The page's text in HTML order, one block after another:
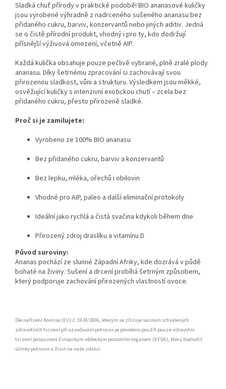
Sladká chuť přírody v praktické podobě! BIO ananasové kuličky
jsou vyrobené výhradně z nadrceného sušeného ananasu bez
přidaného cukru, barviv, konzervantů nebo jiných aditiv. Jedná
se o čistě přírodní produkt, vhodný i pro ty, kdo dodržují
přísnější výživová omezení, včetně AIP.
Každá kulička obsahuje pouze pečlivě vybrané, plně zralé plody
ananasu. Díky šetrnému zpracování si zachovávají svou
přirozenou sladkost, vůni a strukturu. Výsledkem jsou měkké,
osvěžující kuličky s intenzivní exotickou chutí – zcela bez
přidaného cukru, přesto přirozeně sladké.
Proč si je zamilujete:
Vyrobeno ze 100% BIO ananasu
Bez přidaného cukru, barviv a konzervantů
Bez lepku, mléka, ořechů i obilovin
Vhodné pro AIP, paleo a další eliminační protokoly
Ideální jako rychlá a čistá svačina kdykoli během dne
Přirozený zdroj draslíku a vitamínu D
Původ suroviny:
Ananas pochází ze slunné Západní Afriky, kde dozrává v půdě
bohaté na živiny. Sušení a drcení probíhá šetrným způsobem,
který podporuje zachování přirozených vlastností ovoce.
Dle nařízení Komise (EU) č. 1924/2006, kterým se zřizuje seznam schválených
zdravotních tvrzení při označování potravin je povoleno použít pouze zdravotní
tvrzení posouzená Evropským vědeckým poradním orgánem (EFSA), který hodnotil
účinky potravin a živin na naše zdraví.